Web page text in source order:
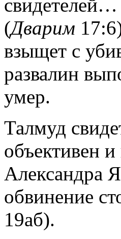
(Дварим
взыщет с
развалин
умер.
Талмуд
объективен
Александра
обвинение
19аб).